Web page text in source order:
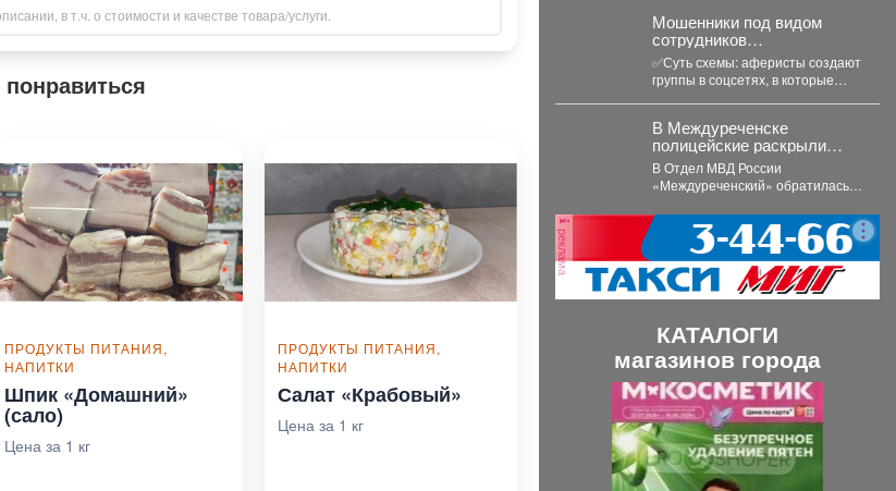
в т.ч. о стоимости и качестве товара/услуги.
ПРОДУКТЫ ПИТАНИЯ,
НАПИТКИ
Шпик «Домашний»
(сало)
Цена за 1 кг
ПРОДУКТЫ ПИТАНИЯ,
НАПИТКИ
Салат «Крабовый»
Цена за 1 кг
Мошенники под видом
сотрудников
маркетплейсов
обманывают россиян, у
которых скоро день
рождения.
✅Суть схемы: аферисты создают
группы в соцсетях, в которые
В Междуреченске
полицейские раскрыли
кражу велосипеда
В Отдел МВД России
«Междуреченский» обратилась
заявлением о том, что
неизвестное лицо...
реклама
КАТАЛОГИ
магазинов города